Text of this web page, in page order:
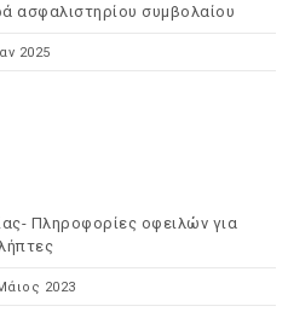
ασφαλιστηρίου συμβολαίου
2025
Πληροφορίες οφειλών για
2023